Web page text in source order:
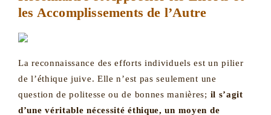
les Accomplissements de l’Autre
La reconnaissance des efforts individuels est un pilier
de l’éthique juive. Elle n’est pas seulement une
question de politesse ou de bonnes manières; il s’agit
d’une véritable nécessité éthique, un moyen de